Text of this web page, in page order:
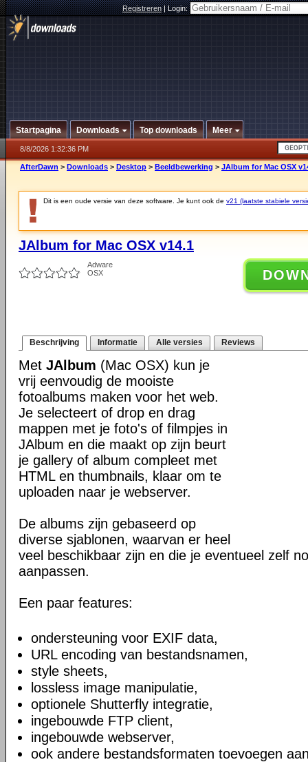
Registreren|Login:
Startpagina Downloads Top downloads Meer
8/8/2026 1:32:36 PM
AfterDawn > Downloads > Desktop > Beeldbewerking > JAlbum for Mac OSX
Dit is een oude versie van deze software. Je kunt ook de v21 (laatste stabiele
JAlbum for Mac OSX v14.1
Adware
OSX
Beschrijving Informatie Alle versies Reviews
Met JAlbum (Mac OSX) kun je
vrij eenvoudig de mooiste
fotoalbums maken voor het web.
Je selecteert of drop en drag
mappen met je foto's of filmpjes in
JAlbum en die maakt op zijn beurt
je gallery of album compleet met
HTML en thumbnails, klaar om te
uploaden naar je webserver.
De albums zijn gebaseerd op
diverse sjablonen, waarvan er heel
veel beschikbaar zijn en die je eventueel zelf
aanpassen.
Een paar features:
ondersteuning voor EXIF data,
URL encoding van bestandsnamen,
style sheets,
lossless image manipulatie,
optionele Shutterfly integratie,
ingebouwde FTP client,
ingebouwde webserver,
ook andere bestandsformaten toevoegen